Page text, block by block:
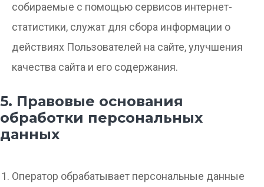
собираемые с помощью сервисов интернет-
статистики, служат для сбора информации о
действиях Пользователей на сайте, улучшения
качества сайта и его содержания.
5. Правовые основания
обработки персональных
данных
Оператор обрабатывает персональные данные